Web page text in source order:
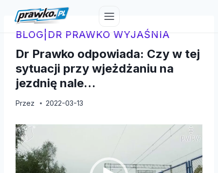
treściBLOG| DR PRAWKO WYJAŚNIA
Dr Prawko odpowiada: Czy w tej
sytuacji przy wjeżdżaniu na
jezdnię nale…
Przez 2022-03-13
O
d
t